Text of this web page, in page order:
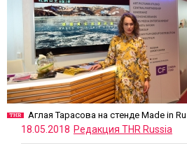
Аглая Тарасова на стенде Made in
18.05.2018 Редакция THR Russia